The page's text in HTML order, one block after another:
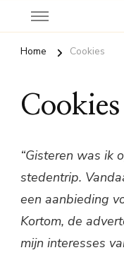
Home Cookies
Cookies
“Gisteren was ik
stedentrip.
een aanbieding
Kortom, de
mijn interesses